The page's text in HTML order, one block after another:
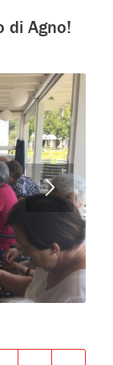
di Agno!
123